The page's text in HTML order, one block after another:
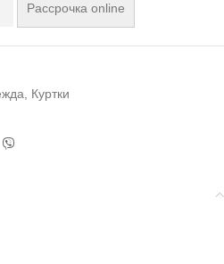
Рассрочка online
, Куртки